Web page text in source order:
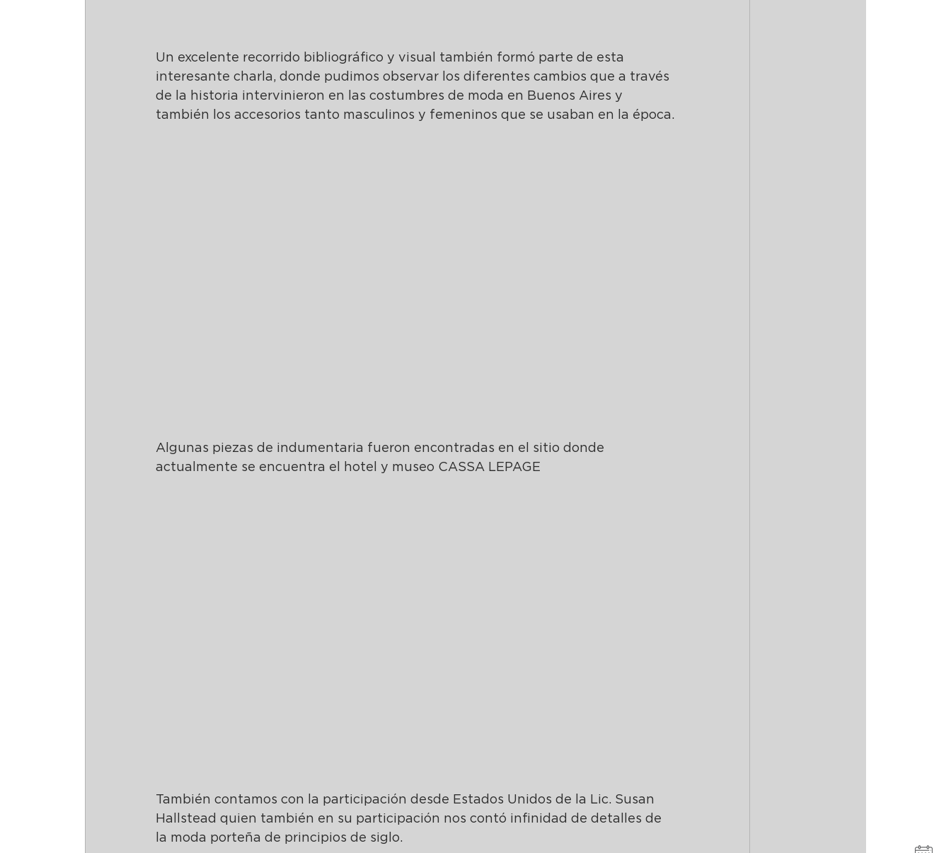
Un excelente recorrido bibliográfico y visual también formó parte de esta
interesante charla, donde pudimos observar los diferentes cambios que a través
de la historia intervinieron en las costumbres de moda en Buenos Aires y
también los accesorios tanto masculinos y femeninos que se usaban en la época.
Algunas piezas de indumentaria fueron encontradas en el sitio donde
actualmente se encuentra el hotel y museo CASSA LEPAGE
También contamos con la participación desde Estados Unidos de la Lic. Susan
Hallstead quien también en su participación nos contó infinidad de detalles de
la moda porteña de principios de siglo.